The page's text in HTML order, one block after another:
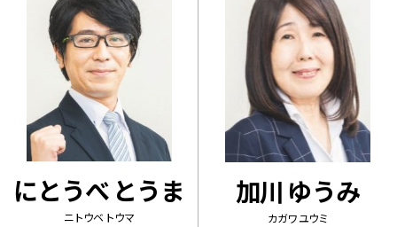
にとうべ とうま
ニトウベ トウマ
加川 ゆうみ
カガワ ユウミ